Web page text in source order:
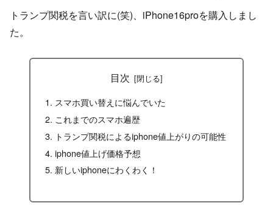
トランプ関税を言い訳に(笑)、iPhone16proを購入しまし
た。
目次
スマホ買い替えに悩んでいた
これまでのスマホ遍歴
トランプ関税によるiphone値上がりの可能性
iphone値上げ価格予想
新しいiphoneにわくわく！